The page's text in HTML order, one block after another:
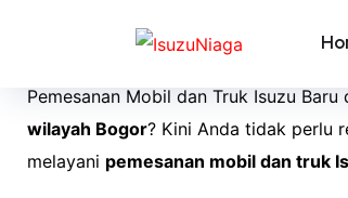
Pemesanan Mobil dan Truk Isuzu
wilayah Bogor? Kini Anda tidak perlu
melayani pemesanan mobil dan truk